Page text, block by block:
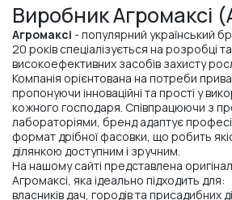
Виробник Агромаксі
Агромаксі - популярний український
20 років спеціалізується на розробці
високоефективних засобів захисту
Компанія орієнтована на потреби
пропонуючи інноваційні та прості у
кожного господаря. Співпрацюючи з
лабораторіями, бренд адаптує
формат дрібної фасовки, що робить
ділянкою доступним і зручним.
На нашому сайті представлена
Агромаксі, яка ідеально підходить для:
власників дач, городів та присадибних